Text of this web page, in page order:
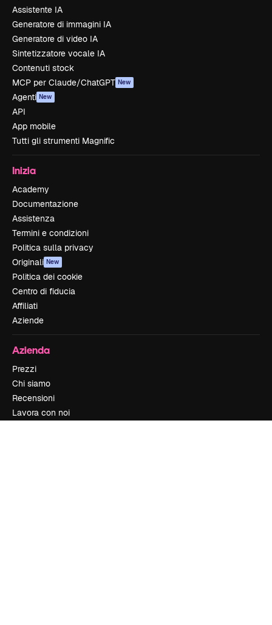
Assistente IA
Generatore di immagini IA
Generatore di video IA
Sintetizzatore vocale IA
Contenuti stock
MCP per Claude/ChatGPT New
Agenti New
API
App mobile
Tutti gli strumenti Magnific
Inizia
Academy
Documentazione
Assistenza
Termini e condizioni
Politica sulla privacy
Originali New
Politica dei cookie
Centro di fiducia
Affiliati
Aziende
Azienda
Prezzi
Chi siamo
Recensioni
Lavora con noi